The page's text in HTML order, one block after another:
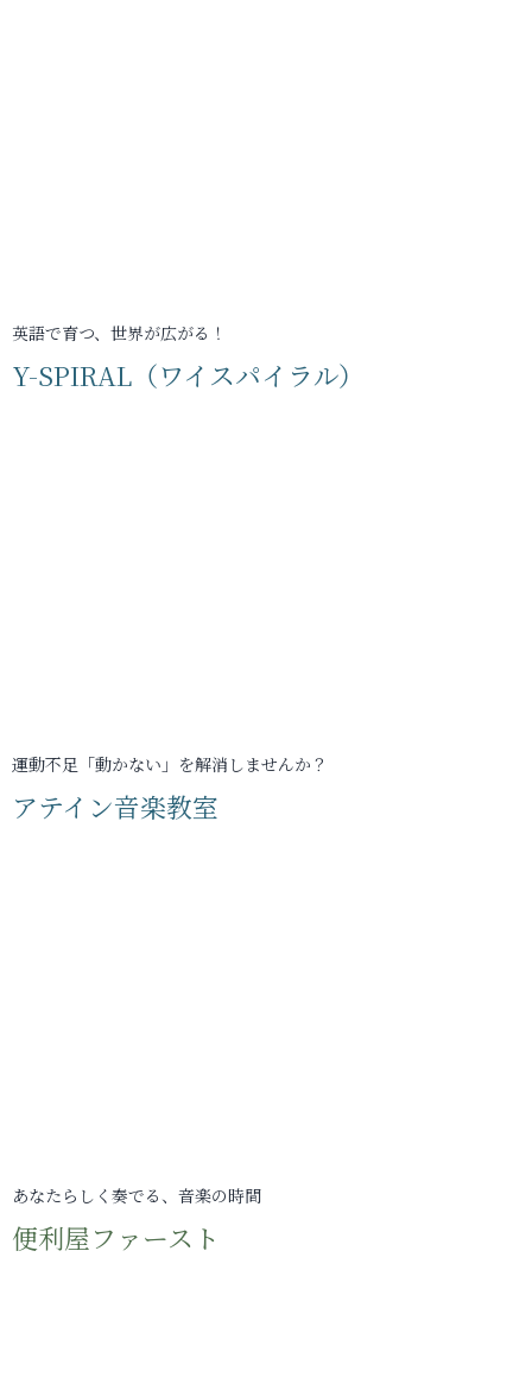
英語で育つ、世界が広がる！
Y-SPIRAL（ワイスパイラル）
運動不足「動かない」を解消しませんか？
アテイン音楽教室
あなたらしく奏でる、音楽の時間
便利屋ファースト